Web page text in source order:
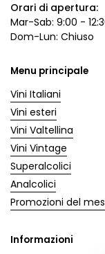
Orari di apertura:
Mar-Sab: 9:00 -
Dom-Lun: Chiuso
Menu principale
Vini Italiani
Vini esteri
Vini Valtellina
Vini Vintage
Superalcolici
Analcolici
Promozioni del
Informazioni